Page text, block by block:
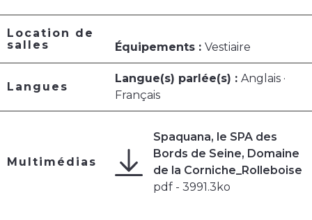
Location de
salles
Équipements : Vestiaire
Langues
Langue(s) parlée(s) : Anglais ·
Français
Multimédias
Spaquana, le SPA des
Bords de Seine, Domaine
de la Corniche_Rolleboise
pdf - 3991.3ko